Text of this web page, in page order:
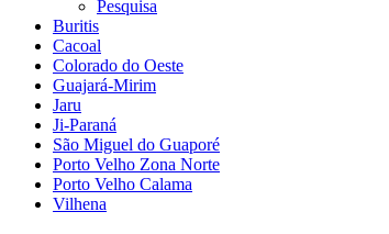
Pesquisa
Buritis
Cacoal
Colorado do Oeste
Guajará-Mirim
Jaru
Ji-Paraná
São Miguel do Guaporé
Porto Velho Zona Norte
Porto Velho Calama
Vilhena